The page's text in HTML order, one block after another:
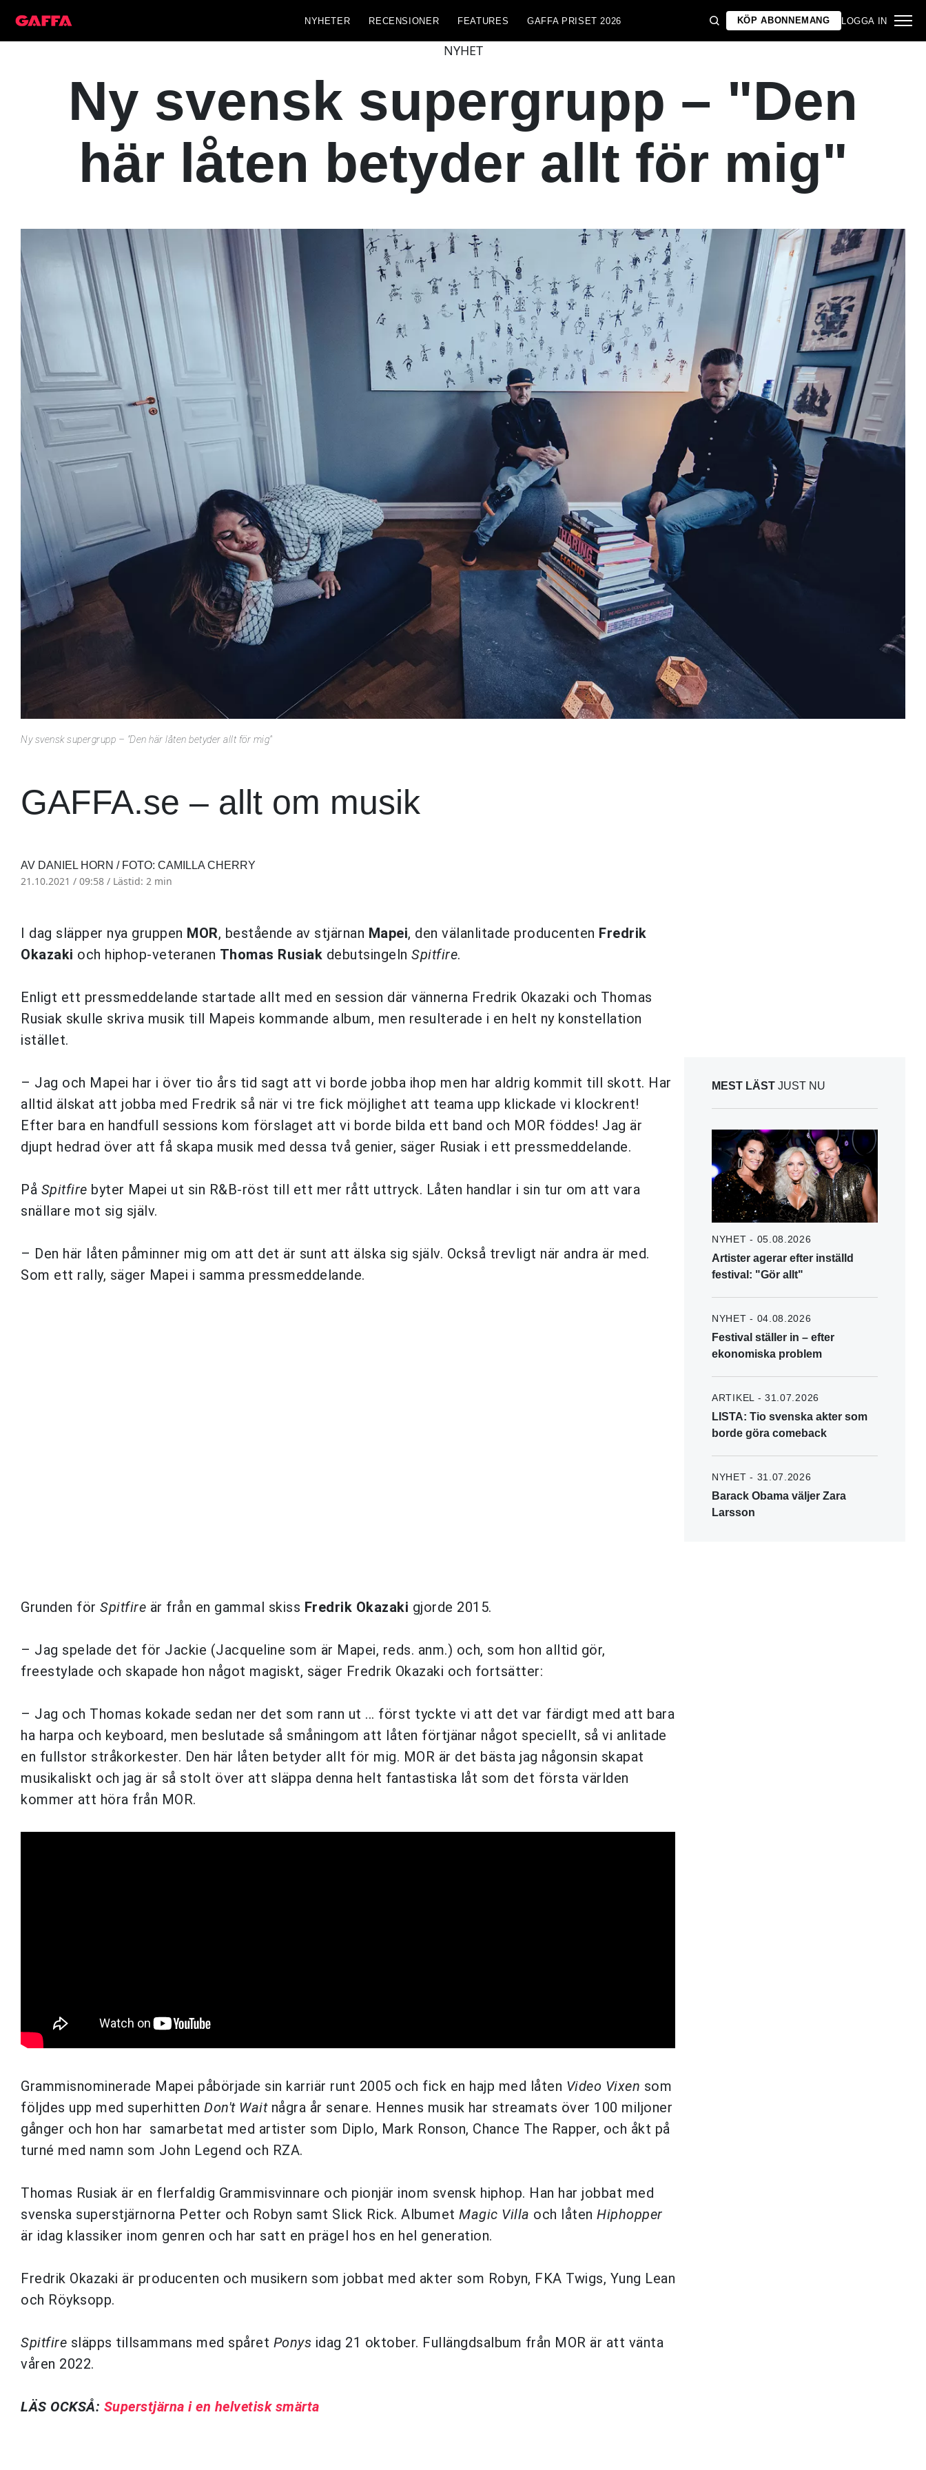
NYHETER RECENSIONER FEATURES GAFFA PRISET 2026 KÖP ABONNEMANG LOGGA IN
NYHET
Ny svensk supergrupp – "Den
här låten betyder allt för mig"
Ny svensk supergrupp – "Den här låten betyder allt för mig"
GAFFA.se – allt om musik
AV DANIEL HORN / FOTO: CAMILLA CHERRY
21.10.2021 / 09:58 / Lästid: 2 min
I dag släpper nya gruppen MOR, bestående av stjärnan Mapei, den välanlitade producenten Fredrik
Okazaki och hiphop-veteranen Thomas Rusiak debutsingeln Spitfire.
Enligt ett pressmeddelande startade allt med en session där vännerna Fredrik Okazaki och Thomas
Rusiak skulle skriva musik till Mapeis kommande album, men resulterade i en helt ny konstellation
istället.
– Jag och Mapei har i över tio års tid sagt att vi borde jobba ihop men har aldrig kommit till skott. Har
alltid älskat att jobba med Fredrik så när vi tre fick möjlighet att teama upp klickade vi klockrent!
Efter bara en handfull sessions kom förslaget att vi borde bilda ett band och MOR föddes! Jag är
djupt hedrad över att få skapa musik med dessa två genier, säger Rusiak i ett pressmeddelande.
På Spitfire byter Mapei ut sin R&B-röst till ett mer rått uttryck. Låten handlar i sin tur om att vara
snällare mot sig själv.
– Den här låten påminner mig om att det är sunt att älska sig själv. Också trevligt när andra är med.
Som ett rally, säger Mapei i samma pressmeddelande.
Grunden för Spitfire är från en gammal skiss Fredrik Okazaki gjorde 2015.
– Jag spelade det för Jackie (Jacqueline som är Mapei, reds. anm.) och, som hon alltid gör,
freestylade och skapade hon något magiskt, säger Fredrik Okazaki och fortsätter:
– Jag och Thomas kokade sedan ner det som rann ut ... först tyckte vi att det var färdigt med att bara
ha harpa och keyboard, men beslutade så småningom att låten förtjänar något speciellt, så vi anlitade
en fullstor stråkorkester. Den här låten betyder allt för mig. MOR är det bästa jag någonsin skapat
musikaliskt och jag är så stolt över att släppa denna helt fantastiska låt som det första världen
kommer att höra från MOR.
Grammisnominerade Mapei påbörjade sin karriär runt 2005 och fick en hajp med låten Video Vixen som
följdes upp med superhitten Don't Wait några år senare. Hennes musik har streamats över 100 miljoner
gånger och hon har samarbetat med artister som Diplo, Mark Ronson, Chance The Rapper, och åkt på
turné med namn som John Legend och RZA.
Thomas Rusiak är en flerfaldig Grammisvinnare och pionjär inom svensk hiphop. Han har jobbat med
svenska superstjärnorna Petter och Robyn samt Slick Rick. Albumet Magic Villa och låten Hiphopper
är idag klassiker inom genren och har satt en prägel hos en hel generation.
Fredrik Okazaki är producenten och musikern som jobbat med akter som Robyn, FKA Twigs, Yung Lean
och Röyksopp.
Spitfire släpps tillsammans med spåret Ponys idag 21 oktober. Fullängdsalbum från MOR är att vänta
våren 2022.
LÄS OCKSÅ: Superstjärna i en helvetisk smärta
MEST LÄST JUST NU
NYHET - 05.08.2026
Artister agerar efter inställd
festival: "Gör allt"
NYHET - 04.08.2026
Festival ställer in – efter
ekonomiska problem
ARTIKEL - 31.07.2026
LISTA: Tio svenska akter som
borde göra comeback
NYHET - 31.07.2026
Barack Obama väljer Zara
Larsson